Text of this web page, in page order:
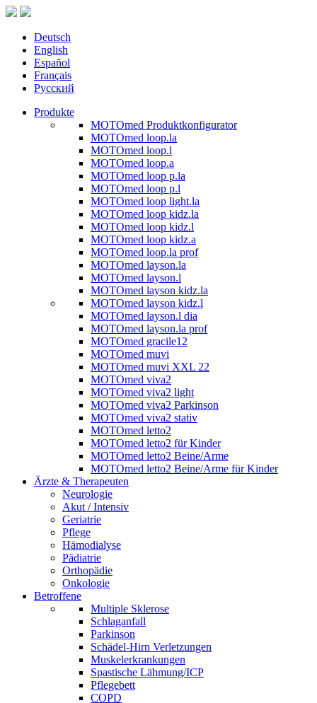
Deutsch
English
Español
Français
Русский
Produkte
MOTOmed Produktkonfigurator
MOTOmed loop.la
MOTOmed loop.l
MOTOmed loop.a
MOTOmed loop p.la
MOTOmed loop p.l
MOTOmed loop light.la
MOTOmed loop kidz.la
MOTOmed loop kidz.l
MOTOmed loop kidz.a
MOTOmed loop.la prof
MOTOmed layson.la
MOTOmed layson.l
MOTOmed layson kidz.la
MOTOmed layson kidz.l
MOTOmed layson.l dia
MOTOmed layson.la prof
MOTOmed gracile12
MOTOmed muvi
MOTOmed muvi XXL 22
MOTOmed viva2
MOTOmed viva2 light
MOTOmed viva2 Parkinson
MOTOmed viva2 stativ
MOTOmed letto2
MOTOmed letto2 für Kinder
MOTOmed letto2 Beine/Arme
MOTOmed letto2 Beine/Arme für Kinder
Ärzte & Therapeuten
Neurologie
Akut / Intensiv
Geriatrie
Pflege
Hämodialyse
Pädiatrie
Orthopädie
Onkologie
Betroffene
Multiple Sklerose
Schlaganfall
Parkinson
Schädel-Hirn Verletzungen
Muskelerkrankungen
Spastische Lähmung/ICP
Pflegebett
COPD